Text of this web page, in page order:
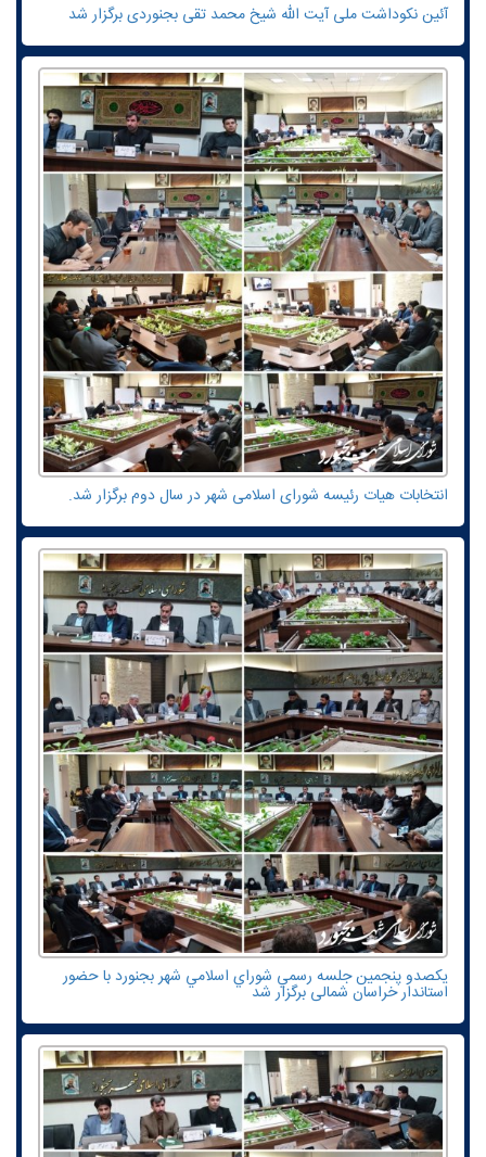
آئین نکوداشت ملی آیت الله شیخ محمد تقی بجنوردی برگزار شد
انتخابات هیات رئیسه شورای اسلامی شهر در سال دوم برگزار شد.
یکصدو پنجمين جلسه رسمي شوراي اسلامي شهر بجنورد با حضور
استاندار خراسان شمالی برگزار شد